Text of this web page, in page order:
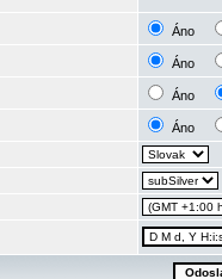
Áno
Áno
Áno
Áno